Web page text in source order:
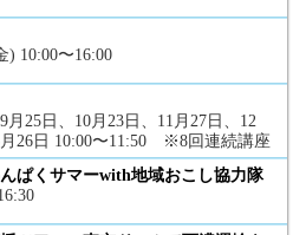
) 10:00〜16:00
月25日、10月23日、11月27日、12
月26日 10:00〜11:50 ※8回連続講座
ぱくサマーwith地域おこし協力隊